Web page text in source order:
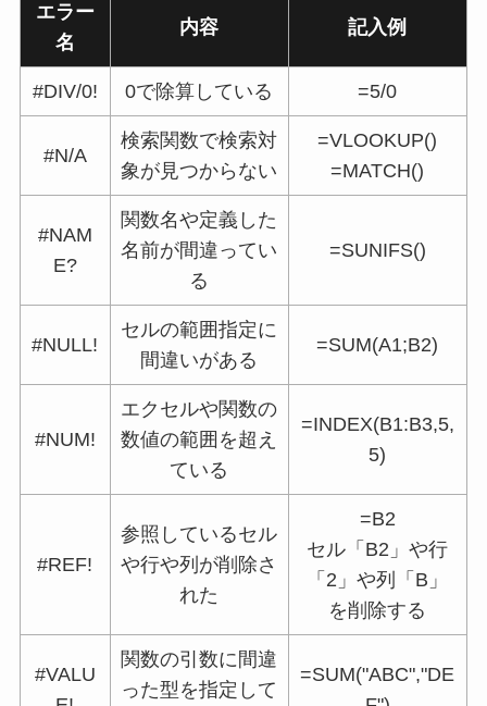
エラー
名
内容 記入例
#DIV/0! 0で除算している =5/0
#N/A
検索関数で検索対
象が見つからない
=VLOOKUP()
=MATCH()
#NAM
E?
関数名や定義した
名前が間違ってい
る
=SUNIFS()
#NULL!
セルの範囲指定に
間違いがある
=SUM(A1;B2)
#NUM!
エクセルや関数の
数値の範囲を超え
ている
=INDEX(B1:B3,5,
5)
#REF!
参照しているセル
や行や列が削除さ
れた
=B2
セル「B2」や行
「2」や列「B」
を削除する
#VALU
関数の引数に間違
った型を指定して
=SUM("ABC","DE